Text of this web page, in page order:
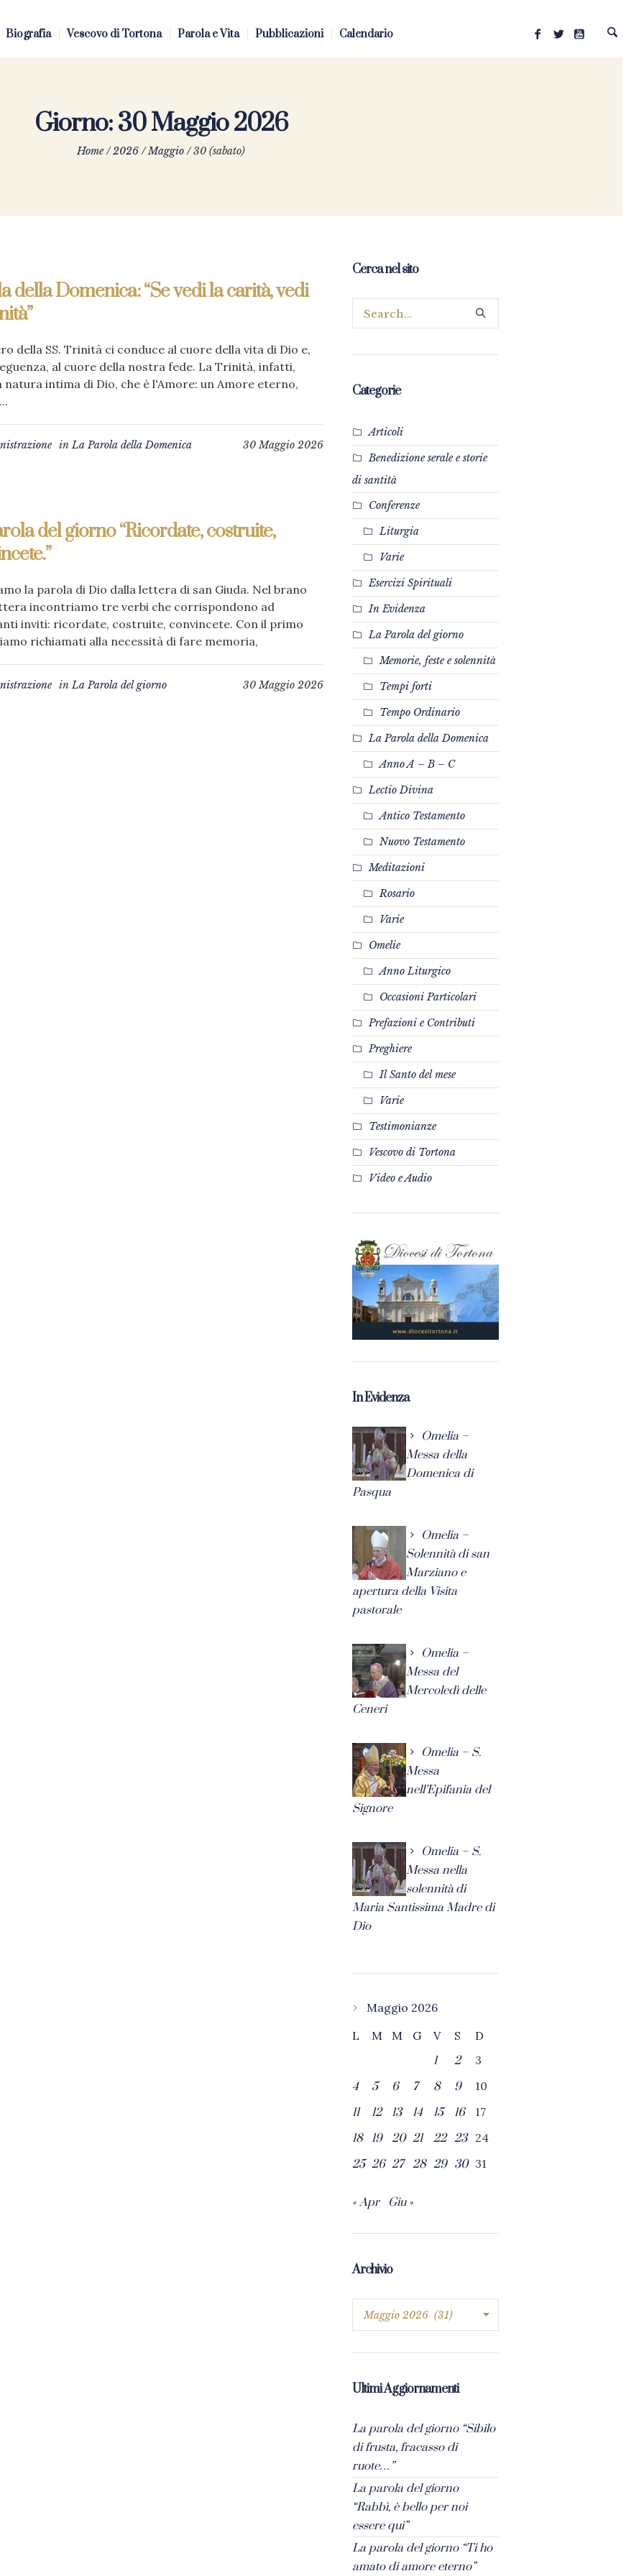
Biografia Vescovo di Tortona Parola e Vita Pubblicazioni Calendario
Giorno:30 Maggio 2026
Home /2026 /Maggio /30 (sabato)
della Domenica: “Se vedi la carità, vedi
della SS. Trinità ci conduce al cuore della vita di Dio e,
al cuore della nostra fede. La Trinità, infatti,
natura intima di Dio, che è l'Amore: un Amore eterno,
30 Maggio 2026
inLa Parola della Domenica
del giorno “Ricordate, costruite,
la parola di Dio dalla lettera di san Giuda. Nel brano
incontriamo tre verbi che corrispondono ad
inviti: ricordate, costruite, convincete. Con il primo
richiamati alla necessità di fare memoria,
30 Maggio 2026
inLa Parola del giorno
Cerca nel sito
Categorie
Articoli
Benedizione serale e storie
di santità
Conferenze
Liturgia
Varie
Esercizi Spirituali
In Evidenza
La Parola del giorno
Memorie, feste e solennità
Tempi forti
Tempo Ordinario
La Parola della Domenica
Anno A – B – C
Lectio Divina
Antico Testamento
Nuovo Testamento
Meditazioni
Rosario
Varie
Omelie
Anno Liturgico
Occasioni Particolari
Prefazioni e Contributi
Preghiere
Il Santo del mese
Varie
Testimonianze
Vescovo di Tortona
Video e Audio
In Evidenza
Omelia –
Messa della
Domenica di
Pasqua
Omelia –
Solennità di san
Marziano e
apertura della Visita
pastorale
Omelia –
Messa del
Mercoledì delle
Ceneri
Omelia – S.
Messa
nell’Epifania del
Signore
Omelia – S.
Messa nella
solennità di
Maria Santissima Madre di
Dio
Maggio 2026
L
M M G V S
D
1
2
3
4
5 6 7 8 9
10
11
12 13 14 15 16
17
18
19 20 21 22 23
24
25 26 27 28 29 30 31
« Apr Giu »
Archivio
Ultimi Aggiornamenti
La parola del giorno “Sibilo
di frusta, fracasso di
ruote…”
La parola del giorno
“Rabbì, è bello per noi
essere qui”
La parola del giorno “Ti ho
amato di amore eterno”